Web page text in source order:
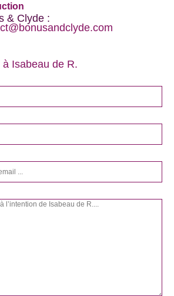
& Clyde :
à Isabeau de R.